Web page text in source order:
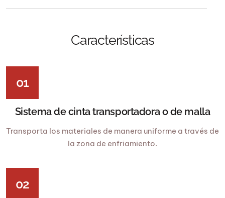
Características
01
Sistema de cinta transportadora o de malla
Transporta los materiales de manera uniforme a través de
la zona de enfriamiento.
02